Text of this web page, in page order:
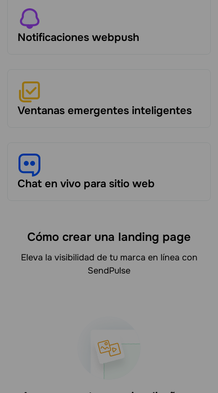
Notificaciones webpush
Ventanas emergentes inteligentes
Chat en vivo para sitio web
Cómo crear una landing page
Eleva la visibilidad de tu marca en línea con
SendPulse